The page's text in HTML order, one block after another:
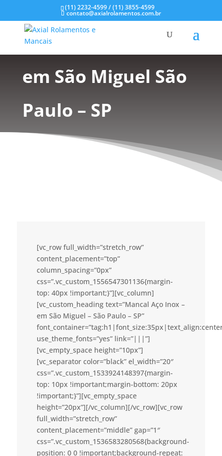
(11) 2232-4599 / (11) 3855-4599
contato@axialrolamentos.com.br
Mancal Aço Inox
em São Miguel São
Paulo – SP
[vc_row full_width=”stretch_row”
content_placement=”top”
column_spacing=”0px”
css=”.vc_custom_1556547301136{margin-
top: 40px !important;}”][vc_column]
[vc_custom_heading text=”Mancal Aço Inox –
em São Miguel – São Paulo – SP”
use_theme_fonts=”yes” link=”|||”]
[vc_empty_space height=”10px”]
[vc_separator color=”black” el_width=”20″
css=”.vc_custom_1533924148397{margin-
top: 10px !important;margin-bottom: 20px
!important;}”][vc_empty_space
height=”20px”][/vc_column][/vc_row][vc_row
full_width=”stretch_row”
content_placement=”middle” gap=”1″
css=”.vc_custom_1536583280568{background-
position: 0 0 !important;background-repeat: